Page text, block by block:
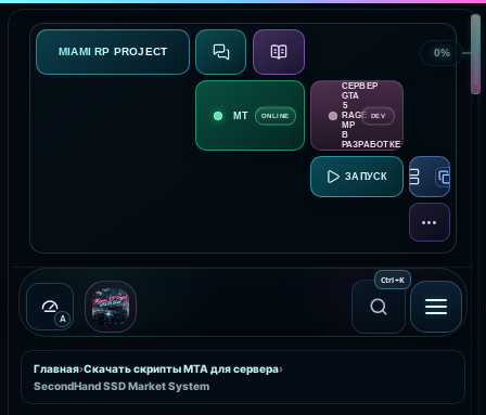
MIAMI RP PROJECT О ПРОЕКТЕ
ONLINE
СЕРВЕР
GTA
5
RAGE
MP
В
РАЗРАБОТКЕ
DEV
RAGE
ЕЩЁ
Ctrl+K
A
Главная›Скачать скрипты MTA для сервера›
SecondHand SSD Market System
0%